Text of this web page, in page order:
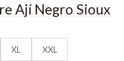
Ají Negro Sioux
XL XXL